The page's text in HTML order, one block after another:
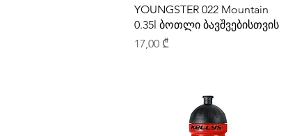
YOUNGSTER 022 Mountain
0.35l ბოთლი ბავშვებისთვის
Price
17,00 ₾